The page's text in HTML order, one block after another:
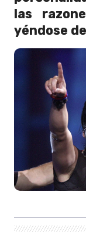
las
yéndose